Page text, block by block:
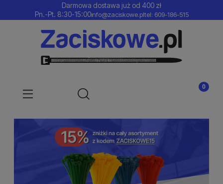
Darmowa dostawa już od 400 zł
Pn.-Pt. 8:30-15:00info@zaciskowe.pltel: 609-186-515